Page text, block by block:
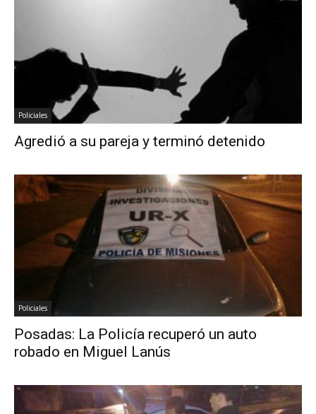
Policiales
Agredió a su pareja y terminó detenido
Policiales
Posadas: La Policía recuperó un auto
robado en Miguel Lanús